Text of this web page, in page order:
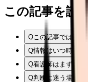
この記事を読
Q この記事では何を
Q情報はいつ時点の
Q看護師はまず何か
Q判断に迷う場合は